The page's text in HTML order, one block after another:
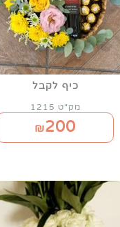
כיף לקבל
מק"ט 1215
₪200